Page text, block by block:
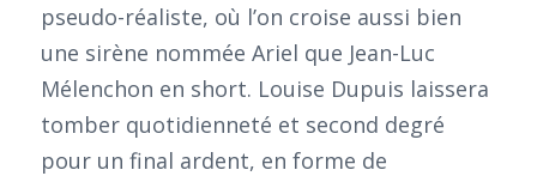
pseudo-réaliste, où l’on croise aussi bien
une sirène nommée Ariel que Jean-Luc
Mélenchon en short. Louise Dupuis laissera
tomber quotidienneté et second degré
pour un final ardent, en forme de